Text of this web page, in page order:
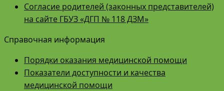
Согласие родителей (законных представителей)
на сайте ГБУЗ «ДГП № 118 ДЗМ»
Справочная информация
Порядки оказания медицинской помощи
Показатели доступности и качества
медицинской помощи